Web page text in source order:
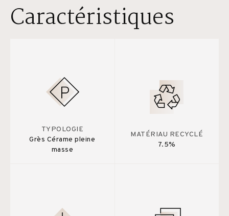
Caractéristiques
TYPOLOGIE
Grès Cérame pleine
masse
MATÉRIAU RECYCLÉ
7.5%